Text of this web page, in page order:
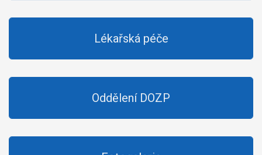
Lékařská péče
Oddělení DOZP